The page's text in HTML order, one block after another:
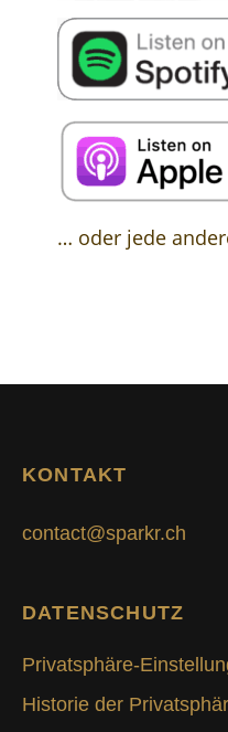
… oder jede
KONTAKT
contact@sparkr.ch
DATENSCHUTZ
Privatsphäre-
Historie der